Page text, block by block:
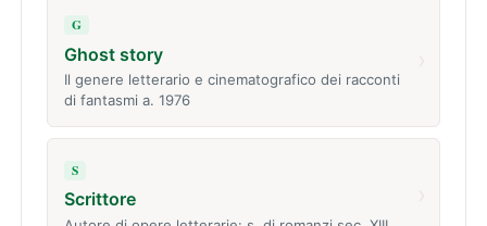
G
Ghost story
Il genere letterario e cinematografico dei racconti
di fantasmi a. 1976
S
Scrittore